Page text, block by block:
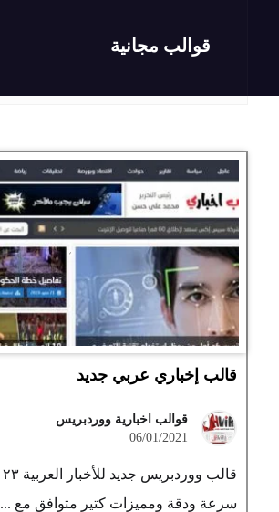
قوالب مجانية
قالب إخباري عربي جديد
قوالب اخبارية ووردبريس
06/01/2021
سرعة ودقة ومميزات كتير متوافق مع ...